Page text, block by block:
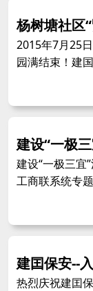
杨树塘社区
2015年7月25
园满结束！建
建设“一极
建设“一极三宜
工商联系统专
建囯保安--
热烈庆祝建囯